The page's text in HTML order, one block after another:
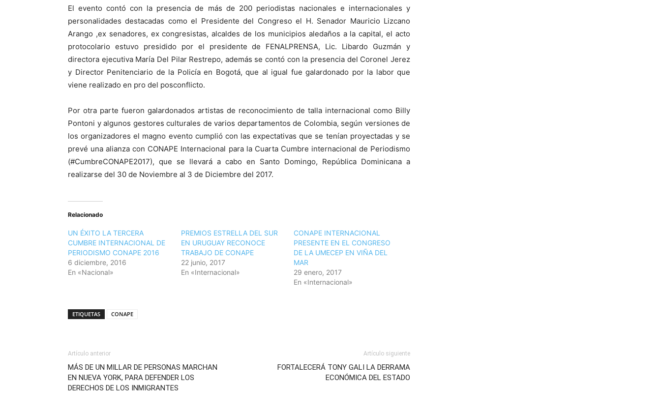
El evento contó con la presencia de más de 200 periodistas nacionales e internacionales y
personalidades destacadas como el Presidente del Congreso el H. Senador Mauricio Lizcano
Arango ,ex senadores, ex congresistas, alcaldes de los municipios aledaños a la capital, el acto
protocolario estuvo presidido por el presidente de FENALPRENSA, Lic. Libardo Guzmán y
directora ejecutiva María Del Pilar Restrepo, además se contó con la presencia del Coronel Jerez
y Director Penitenciario de la Policía en Bogotá, que al igual fue galardonado por la labor que
viene realizado en pro del posconflicto.
Por otra parte fueron galardonados artistas de reconocimiento de talla internacional como Billy
Pontoni y algunos gestores culturales de varios departamentos de Colombia, según versiones de
los organizadores el magno evento cumplió con las expectativas que se tenían proyectadas y se
prevé una alianza con CONAPE Internacional para la Cuarta Cumbre internacional de Periodismo
(#CumbreCONAPE2017), que se llevará a cabo en Santo Domingo, República Dominicana a
realizarse del 30 de Noviembre al 3 de Diciembre del 2017.
Relacionado
UN ÉXITO LA TERCERA
CUMBRE INTERNACIONAL DE
PERIODISMO CONAPE 2016
6 diciembre, 2016
En «Nacional»
PREMIOS ESTRELLA DEL SUR
EN URUGUAY RECONOCE
TRABAJO DE CONAPE
22 junio, 2017
En «Internacional»
CONAPE INTERNACIONAL
PRESENTE EN EL CONGRESO
DE LA UMECEP EN VIÑA DEL
MAR
29 enero, 2017
En «Internacional»
ETIQUETAS CONAPE
Artículo anterior
MÁS DE UN MILLAR DE PERSONAS MARCHAN
EN NUEVA YORK, PARA DEFENDER LOS
DERECHOS DE LOS INMIGRANTES
Artículo siguiente
FORTALECERÁ TONY GALI LA DERRAMA
ECONÓMICA DEL ESTADO